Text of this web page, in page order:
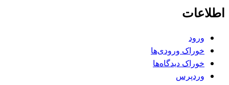
اطلاعات
ورود
خوراک ورودی‌ها
خوراک دیدگاه‌ها
وردپرس